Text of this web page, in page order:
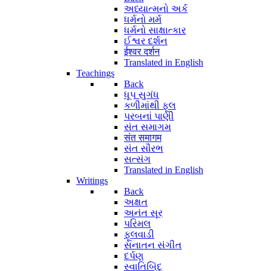
અધ્યાત્મનો અર્ક
ધર્મનો મર્મ
ધર્મનો સાક્ષાત્કાર
ઈશ્વર દર્શન
ईश्वर दर्शन
Translated in English
Teachings
Back
ધૂપ સુગંધ
કળીમાંથી ફૂલ
પરબનાં પાણી
સંત સમાગમ
संत समागम
સંત સૌરભ
સત્સંગ
Translated in English
Writings
Back
અક્ષત
અનંત સૂર
પરિમલ
ફૂલવાડી
સનાતન સંગીત
દર્પણ
સ્વાતિબિંદુ